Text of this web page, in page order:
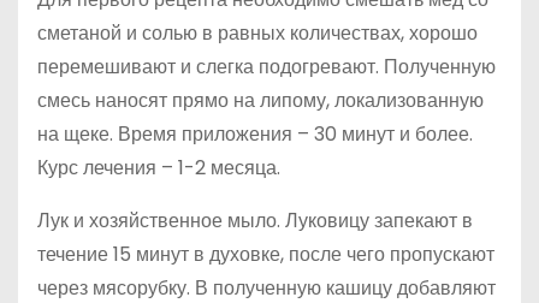
сметаной и солью в равных количествах, хорошо
перемешивают и слегка подогревают. Полученную
смесь наносят прямо на липому, локализованную
на щеке. Время приложения – 30 минут и более.
Курс лечения – 1-2 месяца.
Лук и хозяйственное мыло. Луковицу запекают в
течение 15 минут в духовке, после чего пропускают
через мясорубку. В полученную кашицу добавляют